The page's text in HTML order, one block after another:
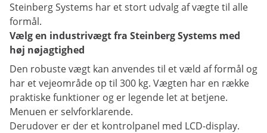
Steinberg Systems har et stort udvalg af vægte til alle
formål.
Vælg en industrivægt fra Steinberg Systems med
høj nøjagtighed
Den robuste vægt kan anvendes til et væld af formål og
har et vejeområde op til 300 kg. Vægten har en række
praktiske funktioner og er legende let at betjene.
Menuen er selvforklarende.
Derudover er der et kontrolpanel med LCD-display.